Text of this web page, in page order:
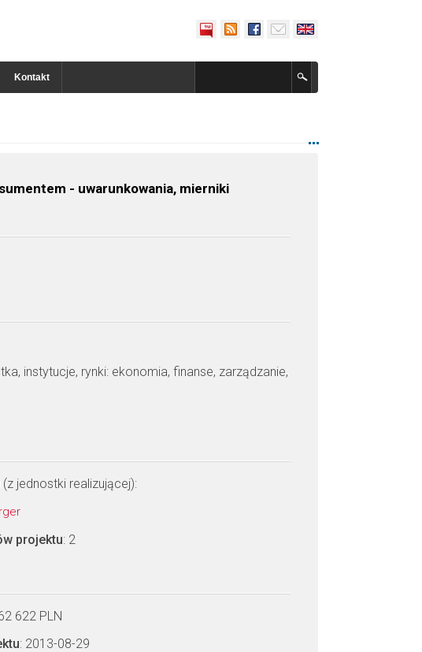
Kontakt
- uwarunkowania, mierniki
instytucje, rynki: ekonomia, finanse, zarządzanie,
(z jednostki realizującej):
projektu: 2
622 PLN
: 2013-08-29